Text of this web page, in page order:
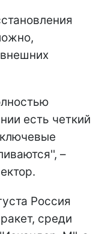
внешних
есть четкий
–
Россия
среди